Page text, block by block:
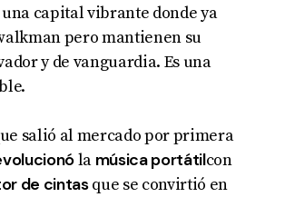
capital vibrante donde ya
pero mantienen su
y de vanguardia. Es una
salió al mercado por primera
la música portátilcon
de cintasque se convirtió en